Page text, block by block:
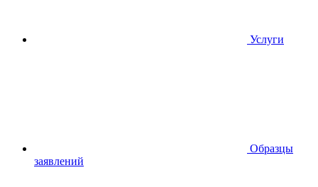
Услуги
Образцы
заявлений